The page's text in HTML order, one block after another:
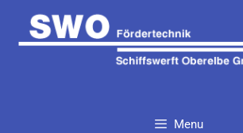
Inhalt
springen
Menu